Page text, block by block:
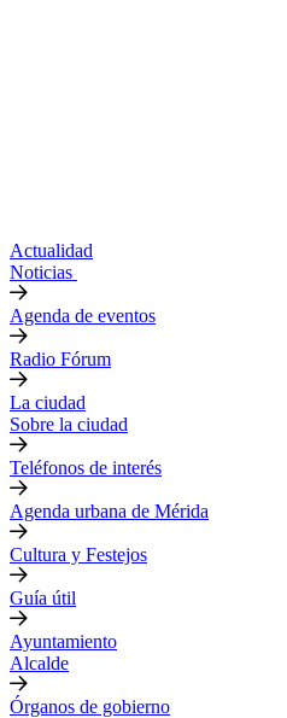
Actualidad
Noticias
Agenda de eventos
Radio Fórum
La ciudad
Sobre la ciudad
Teléfonos de interés
Agenda urbana de Mérida
Cultura y Festejos
Guía útil
Ayuntamiento
Alcalde
Órganos de gobierno